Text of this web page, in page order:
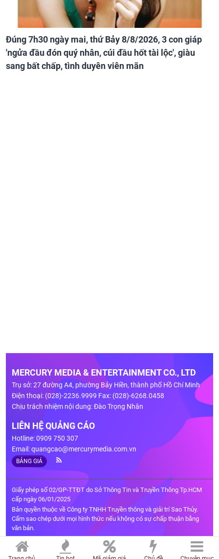
Đúng 7h30 ngày mai, thứ Bảy 8/8/2026, 3 con giáp
'ngửa đầu đón quý nhân, cúi đầu hốt tài lộc', giàu
sang bất chấp, tình duyên viên mãn
MERCURY MEDIA & ENTERTAINMENT CO., LTD
Trụ sở: 27 đường A4, phường Bảy Hiền, thành phố Hồ Chí Minh
Điện thoại: (028)-2236.9999 Fax: (028)-6268.0458
Chịu trách nhiệm nội dung: Đào Trọng Nhân
LIÊN HỆ QUẢNG CÁO
Hotline: 0909 750 307
Email:quangcao@mercurymedia.com.vn
BẢNG GIÁ
Giấy phép số 02/GP-TTĐT do Sở Thông Tin và Truyền Thông Tp.HCM
cấp ngày 06/01/2025
Bản quyền thuộc về Công ty TNHH Truyền thông và giải trí Sao Thủy.
Cấm sao chép dưới mọi hình thức nếu không có sự chấp thuận bằng
văn bản.